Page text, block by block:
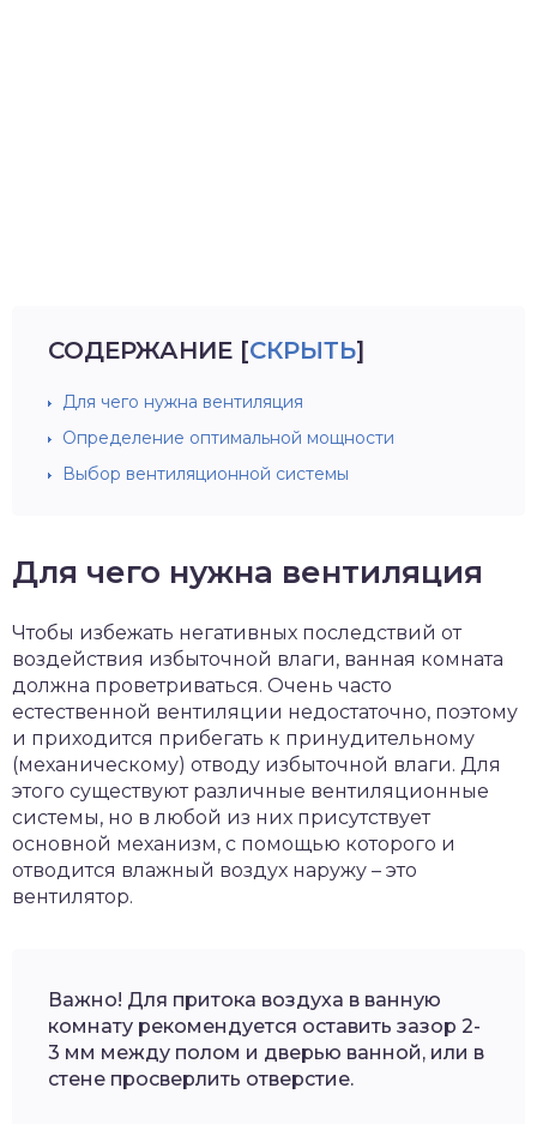
СОДЕРЖАНИЕ [СКРЫТЬ]
Для чего нужна вентиляция
Определение оптимальной мощности
Выбор вентиляционной системы
Для чего нужна вентиляция
Чтобы избежать негативных последствий от
воздействия избыточной влаги, ванная комната
должна проветриваться. Очень часто
естественной вентиляции недостаточно, поэтому
и приходится прибегать к принудительному
(механическому) отводу избыточной влаги. Для
этого существуют различные вентиляционные
системы, но в любой из них присутствует
основной механизм, с помощью которого и
отводится влажный воздух наружу – это
вентилятор.
Важно! Для притока воздуха в ванную
комнату рекомендуется оставить зазор 2-
3 мм между полом и дверью ванной, или в
стене просверлить отверстие.